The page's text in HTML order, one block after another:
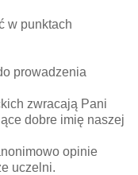
w punktach
prowadzenia
zwracają Pani
dobre imię naszej
opinie
uczelni.